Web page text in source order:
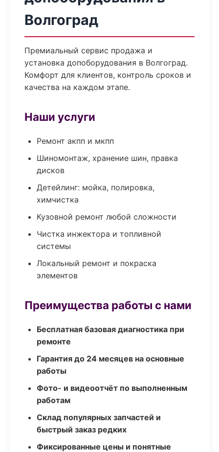
Волгоград
Премиальный сервис продажа и
установка допоборудования в Волгоград.
Комфорт для клиентов, контроль сроков и
качества на каждом этапе.
Наши услуги
Ремонт акпп и мкпп
Шиномонтаж, хранение шин, правка
дисков
Детейлинг: мойка, полировка,
химчистка
Кузовной ремонт любой сложности
Чистка инжектора и топливной
системы
Локальный ремонт и покраска
элементов
Преимущества работы с нами
Бесплатная базовая диагностика при
ремонте
Гарантия до 24 месяцев на основные
работы
Фото- и видеоотчёт по выполненным
работам
Склад популярных запчастей и
быстрый заказ редких
Фиксированные цены и понятные